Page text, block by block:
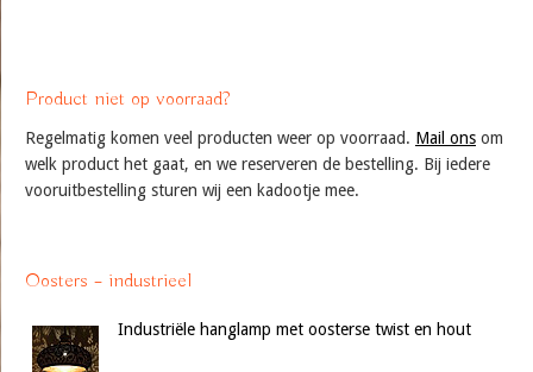
Product niet op voorraad?
Regelmatig komen veel producten weer op voorraad. Mail ons om
welk product het gaat, en we reserveren de bestelling. Bij iedere
vooruitbestelling sturen wij een kadootje mee.
Oosters – industrieel
Industriële hanglamp met oosterse twist en hout